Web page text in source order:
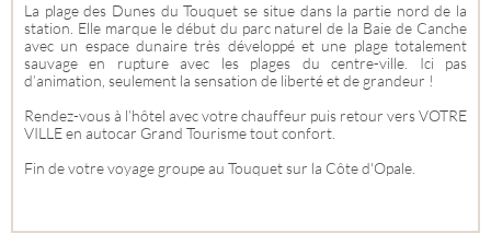
La plage des Dunes du Touquet se situe dans la partie nord de la
station. Elle marque le début du parc naturel de la Baie de Canche
avec un espace dunaire très développé et une plage totalement
sauvage en rupture avec les plages du centre-ville. Ici pas
d’animation, seulement la sensation de liberté et de grandeur !
Rendez-vous à l’hôtel avec votre chauffeur puis retour vers VOTRE
VILLE en autocar Grand Tourisme tout confort.
Fin de votre voyage groupe au Touquet sur la Côte d'Opale.